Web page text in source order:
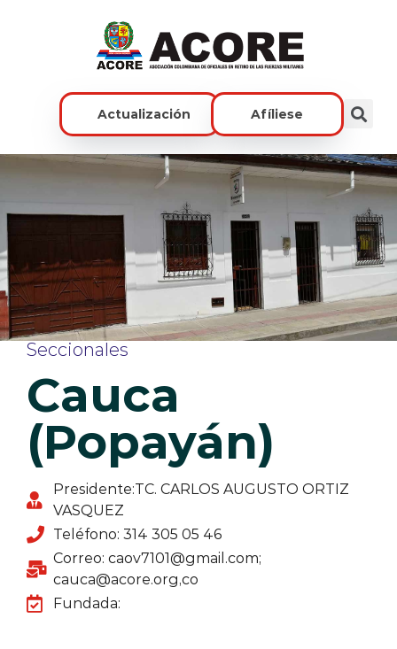
Actualización Afíliese
Seccionales
Cauca
(Popayán)
Presidente:TC. CARLOS AUGUSTO ORTIZ
VASQUEZ
Teléfono: 314 305 05 46
Correo: caov7101@gmail.com;
cauca@acore.org,co
Fundada: